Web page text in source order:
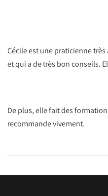
Cécile est une praticienne très
et qui a de très bon conseils.
De plus, elle fait des
recommande vivement.